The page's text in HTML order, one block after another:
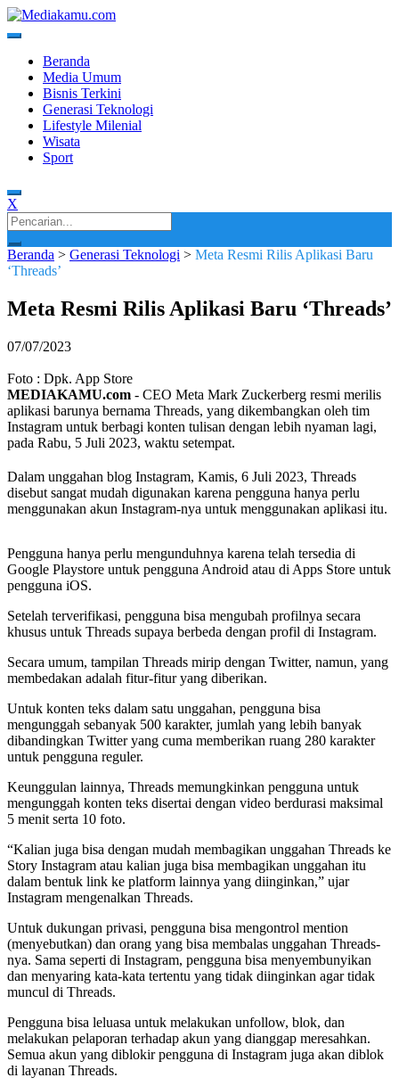
Skip
to
MEDIAKAMU.com
Media Terkini untuk Generasi Milenial!
Beranda
Media Umum
Bisnis Terkini
Generasi Teknologi
Lifestyle Milenial
Wisata
Sport
X
Search
for:
Beranda > Generasi Teknologi > Meta Resmi Rilis Aplikasi Baru
‘Threads’
Meta Resmi Rilis Aplikasi Baru ‘Threads’
07/07/2023
Foto : Dpk. App Store
MEDIAKAMU.com - CEO Meta Mark Zuckerberg resmi merilis
aplikasi barunya bernama Threads, yang dikembangkan oleh tim
Instagram untuk berbagi konten tulisan dengan lebih nyaman lagi,
pada Rabu, 5 Juli 2023, waktu setempat.
Dalam unggahan blog Instagram, Kamis, 6 Juli 2023, Threads
disebut sangat mudah digunakan karena pengguna hanya perlu
menggunakan akun Instagram-nya untuk menggunakan aplikasi itu.
Pengguna hanya perlu mengunduhnya karena telah tersedia di
Google Playstore untuk pengguna Android atau di Apps Store untuk
pengguna iOS.
Setelah terverifikasi, pengguna bisa mengubah profilnya secara
khusus untuk Threads supaya berbeda dengan profil di Instagram.
Secara umum, tampilan Threads mirip dengan Twitter, namun, yang
membedakan adalah fitur-fitur yang diberikan.
Untuk konten teks dalam satu unggahan, pengguna bisa
mengunggah sebanyak 500 karakter, jumlah yang lebih banyak
dibandingkan Twitter yang cuma memberikan ruang 280 karakter
untuk pengguna reguler.
Keunggulan lainnya, Threads memungkinkan pengguna untuk
mengunggah konten teks disertai dengan video berdurasi maksimal
5 menit serta 10 foto.
“Kalian juga bisa dengan mudah membagikan unggahan Threads ke
Story Instagram atau kalian juga bisa membagikan unggahan itu
dalam bentuk link ke platform lainnya yang diinginkan,” ujar
Instagram mengenalkan Threads.
Untuk dukungan privasi, pengguna bisa mengontrol mention
(menyebutkan) dan orang yang bisa membalas unggahan Threads-
nya. Sama seperti di Instagram, pengguna bisa menyembunyikan
dan menyaring kata-kata tertentu yang tidak diinginkan agar tidak
muncul di Threads.
Pengguna bisa leluasa untuk melakukan unfollow, blok, dan
melakukan pelaporan terhadap akun yang dianggap meresahkan.
Semua akun yang diblokir pengguna di Instagram juga akan diblok
di layanan Threads.